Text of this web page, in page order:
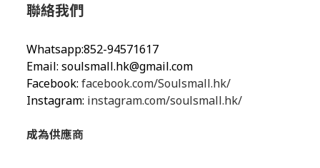
聯絡我們
Whatsapp:852-94571617
Email: soulsmall.hk@gmail.com
Facebook: facebook.com/Soulsmall.hk/
Instagram: instagram.com/soulsmall.hk/
成為供應商